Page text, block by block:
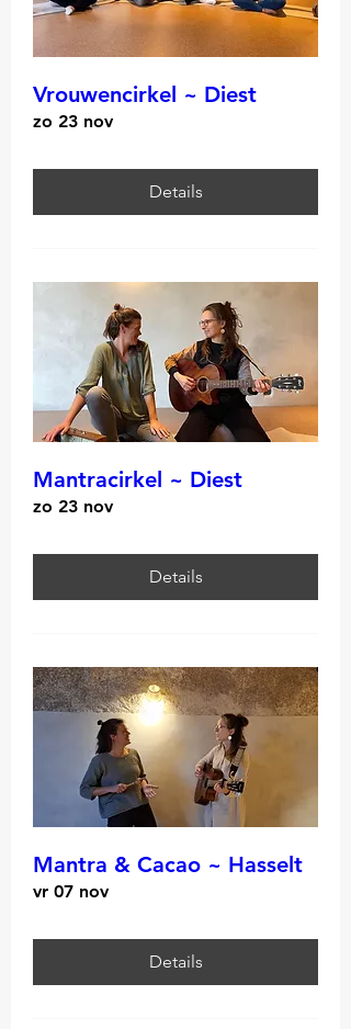
Vrouwencirkel ~ Diest
zo 23 nov
Details
Mantracirkel ~ Diest
zo 23 nov
Details
Mantra & Cacao ~ Hasselt
vr 07 nov
Details